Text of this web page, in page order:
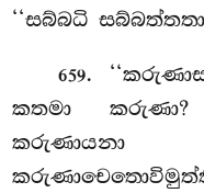
‘‘සබ්බධි
659.
කතමා
කරුණාචෙතොවිමුත්ති